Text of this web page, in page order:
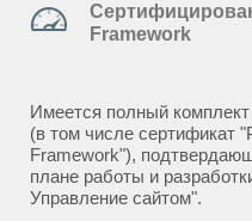
Framework
Имеется полный
(в том числе сертификат
Framework"),
плане работы и
Управление сайтом".